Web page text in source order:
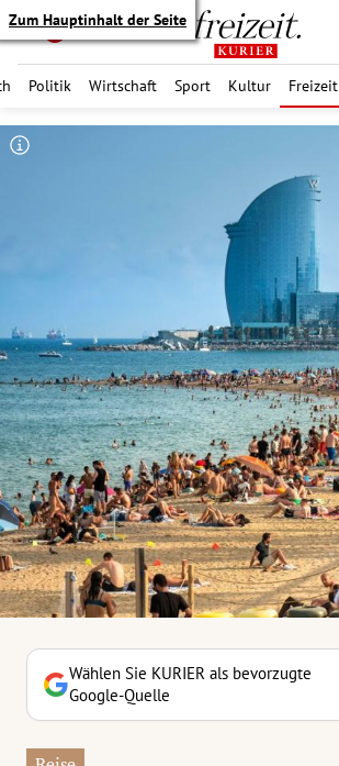
Zum Hauptinhalt der Seite
Politik Wirtschaft Sport Kultur Freizeit
Untermenü
Untermenü
Untermenü
Untermenü
Untermenü
Untermenü
Wählen Sie KURIER als bevorzugte
Google-Quelle